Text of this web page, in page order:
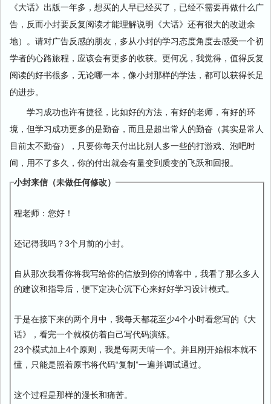
《大话》出版一年多，想买的人早已经买了，已经不需要再做什么广
告，反而小封要反复阅读才能理解说明《大话》还有很大的改进余
地）。请对广告反感的朋友，多从小封的学习态度角度去感受一个初
学者的心路旅程，应该会有更多的收获。更何况，我觉得，值得反复
阅读的好书很多，无论哪一本，像小封那样的学法，都可以获得长足
的进步。
学习成功也许有捷径，比如好的方法，有好的老师，有好的环
境，但学习成功更多的是勤奋，而且是超出常人的勤奋（其实是常人
目前太不勤奋），只要你每天付出比别人多一些的打游戏、泡吧时
间，用不了多久，你的付出就会有量变到质变的飞跃和回报。
小封来信（未做任何修改）
程老师：您好！
还记得我吗？3个月前的小封。
自从那次我看你将我写给你的信放到你的博客中，我看了那么多人
的建议和指导后，便下定决心沉下心来好好学习设计模式。
于是在接下来的两个月中，我每天都花至少4个小时看您写的《大
话》，看完一个就模仿着自己写代码演练。
23个模式加上4个原则，我是每两天啃一个。并且刚开始根本就不
懂，只能是照着原书将代码“复制”一遍并调试通过。
这个过程是那样的漫长和痛苦。